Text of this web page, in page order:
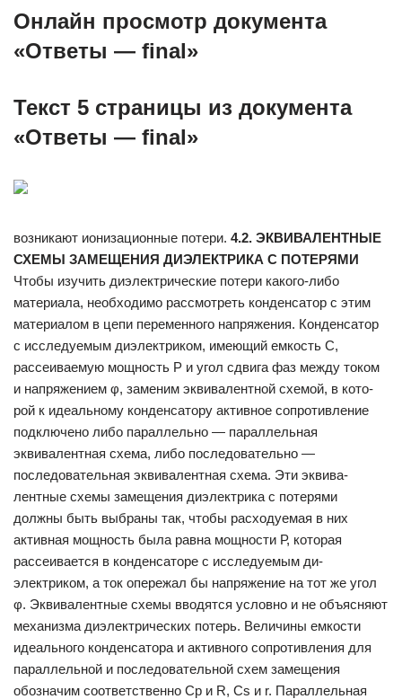
Онлайн просмотр документа
«Ответы — final»
Текст 5 страницы из документа
«Ответы — final»
возникают ионизационные потери. 4.2. ЭКВИВАЛЕНТНЫЕ
СХЕМЫ ЗАМЕЩЕНИЯ ДИЭЛЕКТРИКА С ПОТЕРЯМИ
Чтобы изучить диэлектрические потери какого-либо
материала, необходимо рассмотреть конденсатор с этим
материалом в цепи пере­менного напряжения. Конденсатор
с исследуемым диэлектриком, имеющий емкость С,
рассеиваемую мощность Р и угол сдвига фаз ме­жду током
и напряжением φ, заменим эквивалентной схемой, в кото­
рой к идеальному конденсатору активное сопротивление
подключено либо параллельно — параллельная
эквивалентная схема, либо после­довательно —
последовательная эквивалентная схема. Эти эквива­
лентные схемы замещения диэлектрика с потерями
должны быть вы­браны так, чтобы расходуемая в них
активная мощность была равна мощности Р, которая
рассеивается в конденсаторе с исследуемым ди­
электриком, а ток опережал бы напряжение на тот же угол
φ. Эквива­лентные схемы вводятся условно и не объясняют
механизма диэлек­трических потерь. Величины емкости
идеального конденсатора и активного сопротивления для
параллельной и последовательной схем замещения
обозначим соответственно Ср и R, Cs и r. Параллельная